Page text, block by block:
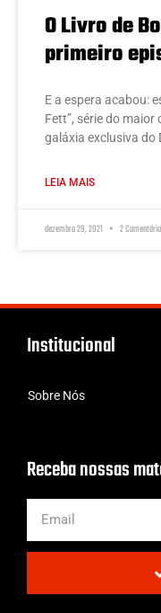
O Livro de
primeiro
E a espera acabou:
Fett”, série do
galáxia exclusiva do
LEIA MAIS
dezembro 29, 2021 2
Institucional
Sobre Nós
Receba nossas